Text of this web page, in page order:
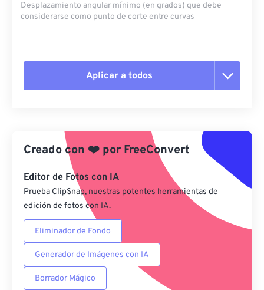
Desplazamiento angular mínimo (en grados) que debe
considerarse como punto de corte entre curvas
Aplicar a todos
Aplicar desde el ajuste preestablecido
Guardar como preestablecido
Creado con ❤️ por FreeConvert
Editor de Fotos con IA
Prueba ClipSnap, nuestras potentes herramientas de
edición de fotos con IA.
Eliminador de Fondo
Generador de Imágenes con IA
Borrador Mágico